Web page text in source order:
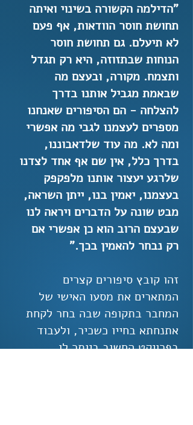
"הדילמה הקשורה בשינוי ואיתה
תחושת חוסר הוודאות, אף פעם
לא תיעלם. גם תחושת חוסר
הנוחות שבתזוזה, היא רק תגדל
ותצמח. מקורה, ובעצם מה
שבאמת מגביל אותנו בדרך
להצלחה - הם הסיפורים שאנחנו
מספרים לעצמנו לגבי מה אפשרי
ומה לא. מה עוד שלדאבוננו,
בדרך כלל, אין שם אף אחד לצדנו
שלרגע יעצור אותנו מלפקפק
בעצמנו, יאמין בנו, ייתן השראה,
מבט שונה על הדברים ויראה לנו
שבעצם הרוב הוא כן אפשרי אם
רק נבחר להאמין בכך."
זהו קובץ סיפורים קצרים
המתארים את מסעו האישי של
המחבר בתקופה שבה בחר לקחת
אתנחתא בחייו כשכיר, ולעבוד
בפרויקט החשוב ביותר לו